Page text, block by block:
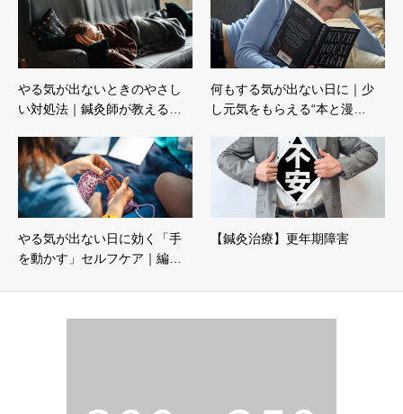
やる気が出ないときのやさし
い対処法｜鍼灸師が教える…
何もする気が出ない日に｜少
し元気をもらえる“本と漫…
やる気が出ない日に効く「手
を動かす」セルフケア｜編…
【鍼灸治療】更年期障害